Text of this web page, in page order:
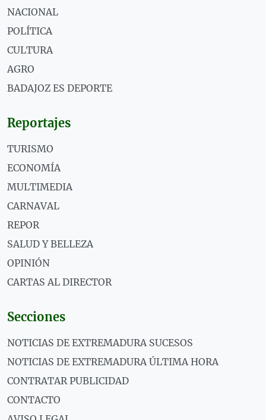
NACIONAL
POLÍTICA
CULTURA
AGRO
BADAJOZ ES DEPORTE
Reportajes
TURISMO
ECONOMÍA
MULTIMEDIA
CARNAVAL
REPOR
SALUD Y BELLEZA
OPINIÓN
CARTAS AL DIRECTOR
Secciones
NOTICIAS DE EXTREMADURA SUCESOS
NOTICIAS DE EXTREMADURA ÚLTIMA HORA
CONTRATAR PUBLICIDAD
CONTACTO